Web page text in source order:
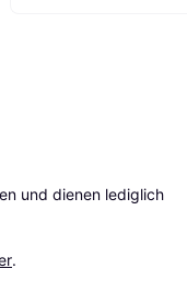
und dienen lediglich
.